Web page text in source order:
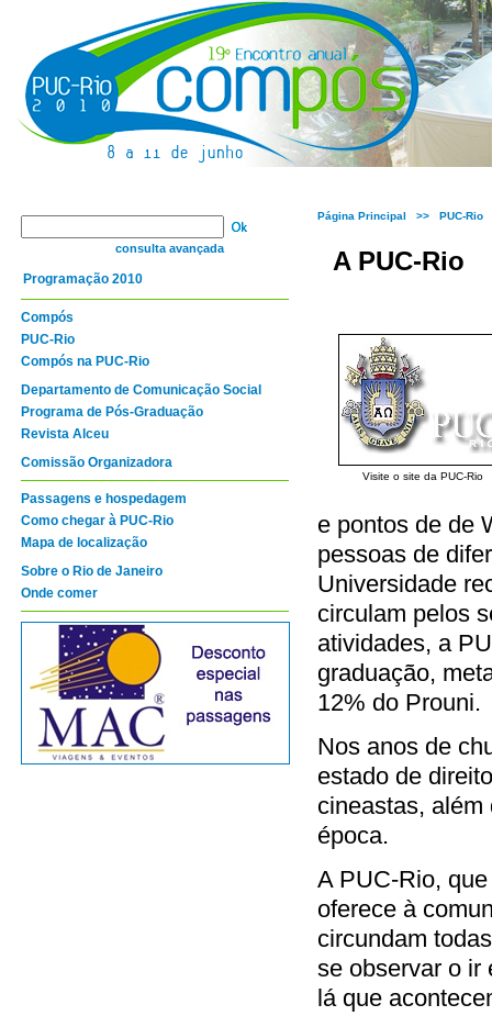
consulta avançada
Programação 2010
Compós
PUC-Rio
Compós na PUC-Rio
Departamento de Comunicação Social
Programa de Pós-Graduação
Revista Alceu
Comissão Organizadora
Passagens e hospedagem
Como chegar à PUC-Rio
Mapa de localização
Sobre o Rio de Janeiro
Onde comer
Página Principal >> PUC-Rio
A PUC-Rio
Visite o site da
e pontos de de
pessoas de
Universidade
circulam pelos
atividades, a
graduação,
12% do Prouni.
Nos anos de
estado de
cineastas, além
época.
A PUC-Rio,
oferece à
circundam
se observar o ir
lá que